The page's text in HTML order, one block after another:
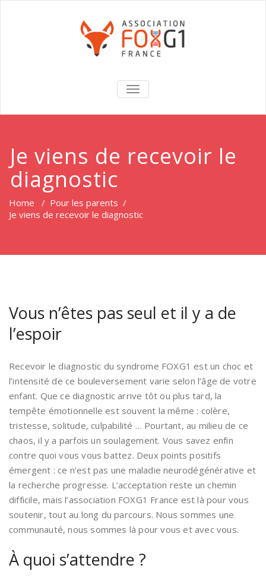
TOGGLE
NAVIGATION
Je viens de recevoir le
diagnostic
Home / Pour les parents /
Je viens de recevoir le diagnostic
Vous n’êtes pas seul et il y a de
l’espoir
Recevoir le diagnostic du syndrome FOXG1 est un choc et
l’intensité de ce bouleversement varie selon l’âge de votre
enfant. Que ce diagnostic arrive tôt ou plus tard, la
tempête émotionnelle est souvent la même : colère,
tristesse, solitude, culpabilité … Pourtant, au milieu de ce
chaos, il y a parfois un soulagement. Vous savez enfin
contre quoi vous vous battez. Deux points positifs
émergent : ce n’est pas une maladie neurodégénérative et
la recherche progresse. L’acceptation reste un chemin
difficile, mais l’association FOXG1 France est là pour vous
soutenir, tout au long du parcours. Nous sommes une
communauté, nous sommes là pour vous et avec vous.
À quoi s’attendre ?